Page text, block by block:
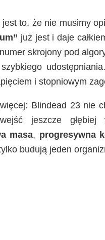
to, że nie musimy
już jest i daje
skrojony pod
i stopniowym
Blindead 23 nie
jeszcze
masa, progresywna
budują jeden